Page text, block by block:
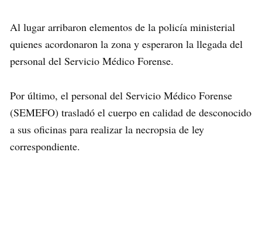
Al lugar arribaron elementos de la policía ministerial
quienes acordonaron la zona y esperaron la llegada del
personal del Servicio Médico Forense.
Por último, el personal del Servicio Médico Forense
(SEMEFO) trasladó el cuerpo en calidad de desconocido
a sus oficinas para realizar la necropsia de ley
correspondiente.